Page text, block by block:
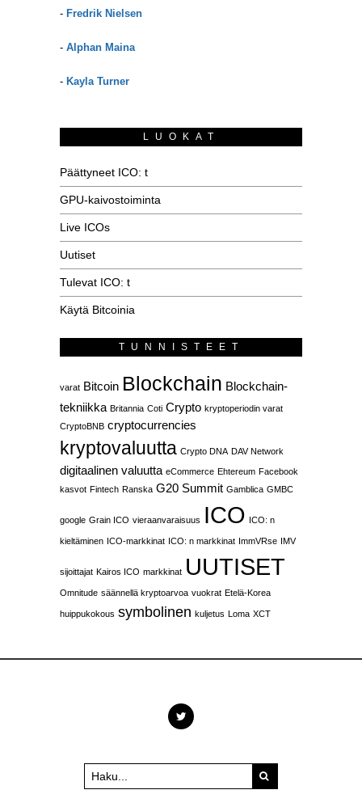
- Fredrik Nielsen
- Alphan Maina
- Kayla Turner
LUOKAT
Päättyneet ICO: t
GPU-kaivostoiminta
Live ICOs
Uutiset
Tulevat ICO: t
Käytä Bitcoinia
TUNNISTEET
varat Bitcoin Blockchain Blockchain-
tekniikka Britannia Coti Crypto kryptoperiodin varat
CryptoBNB cryptocurrencies
kryptovaluutta Crypto DNA DAV Network
digitaalinen valuutta eCommerce Ehtereum Facebook
kasvot Fintech Ranska G20 Summit Gamblica GMBC
google Grain ICO vieraanvaraisuus ICO ICO: n
kieltäminen ICO-markkinat ICO: n markkinat ImmVRse IMV
sijoittajat Kairos ICO markkinat UUTISET
Omnitude säännellä kryptoarvoa vuokrat Etelä-Korea
huippukokous symbolinen kuljetus Loma XCT